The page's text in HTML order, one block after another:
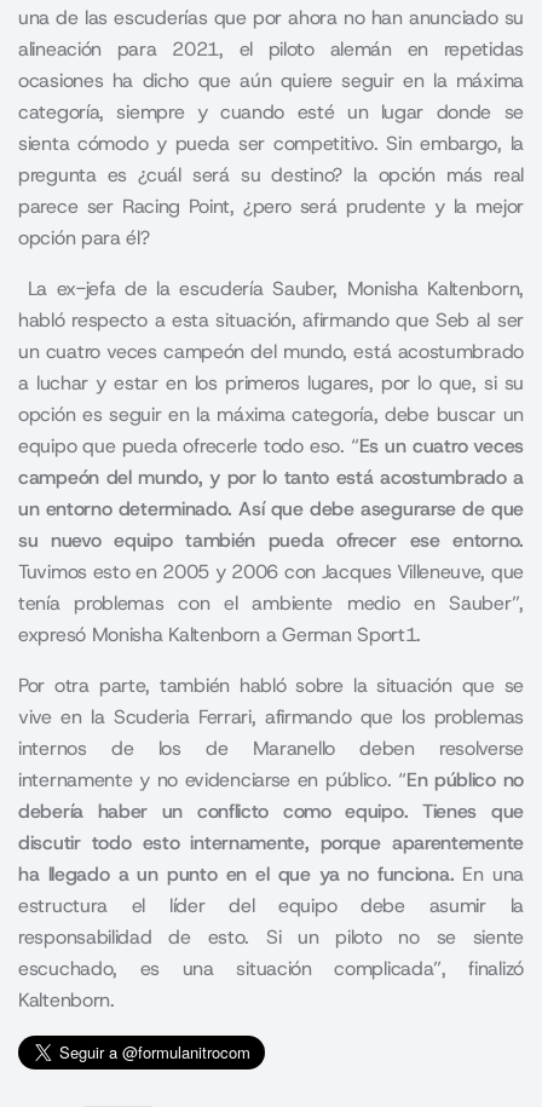
una de las escuderías que por ahora no han anunciado su
alineación para 2021, el piloto alemán en repetidas
ocasiones ha dicho que aún quiere seguir en la máxima
categoría, siempre y cuando esté un lugar donde se
sienta cómodo y pueda ser competitivo. Sin embargo, la
pregunta es ¿cuál será su destino? la opción más real
parece ser Racing Point, ¿pero será prudente y la mejor
opción para él?
La ex-jefa de la escudería Sauber, Monisha Kaltenborn,
habló respecto a esta situación, afirmando que Seb al ser
un cuatro veces campeón del mundo, está acostumbrado
a luchar y estar en los primeros lugares, por lo que, si su
opción es seguir en la máxima categoría, debe buscar un
equipo que pueda ofrecerle todo eso. “Es un cuatro veces
campeón del mundo, y por lo tanto está acostumbrado a
un entorno determinado. Así que debe asegurarse de que
su nuevo equipo también pueda ofrecer ese entorno.
Tuvimos esto en 2005 y 2006 con Jacques Villeneuve, que
tenía problemas con el ambiente medio en Sauber”,
expresó Monisha Kaltenborn a German Sport1.
Por otra parte, también habló sobre la situación que se
vive en la Scuderia Ferrari, afirmando que los problemas
internos de los de Maranello deben resolverse
internamente y no evidenciarse en público. “En público no
debería haber un conflicto como equipo. Tienes que
discutir todo esto internamente, porque aparentemente
ha llegado a un punto en el que ya no funciona. En una
estructura el líder del equipo debe asumir la
responsabilidad de esto. Si un piloto no se siente
escuchado, es una situación complicada”, finalizó
Kaltenborn.